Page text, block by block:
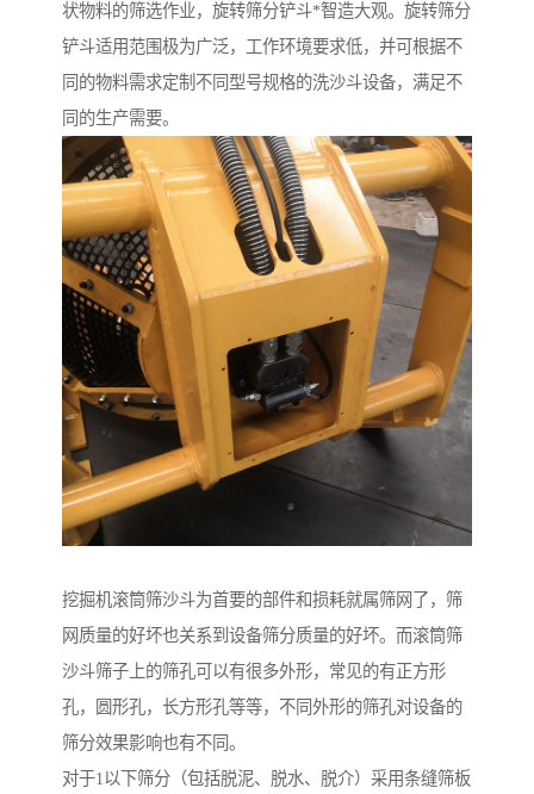
状物料的筛选作业，旋转筛分铲斗*智造大观。旋转筛分
铲斗适用范围极为广泛，工作环境要求低，并可根据不
同的物料需求定制不同型号规格的洗沙斗设备，满足不
同的生产需要。
挖掘机滚筒筛沙斗为首要的部件和损耗就属筛网了，筛
网质量的好坏也关系到设备筛分质量的好坏。而滚筒筛
沙斗筛子上的筛孔可以有很多外形，常见的有正方形
孔，圆形孔，长方形孔等等，不同外形的筛孔对设备的
筛分效果影响也有不同。
对于1以下筛分（包括脱泥、脱水、脱介）采用条缝筛板